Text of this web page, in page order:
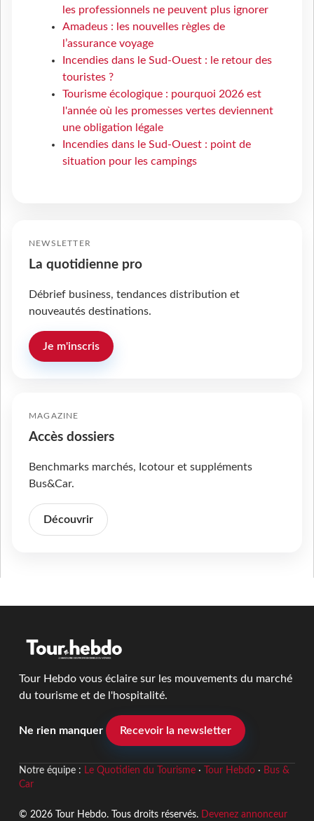
les professionnels ne peuvent plus ignorer
Amadeus : les nouvelles règles de
l’assurance voyage
Incendies dans le Sud-Ouest : le retour des
touristes ?
Tourisme écologique : pourquoi 2026 est
l'année où les promesses vertes deviennent
une obligation légale
Incendies dans le Sud-Ouest : point de
situation pour les campings
NEWSLETTER
La quotidienne pro
Débrief business, tendances distribution et
nouveautés destinations.
Je m'inscris
MAGAZINE
Accès dossiers
Benchmarks marchés, Icotour et suppléments
Bus&Car.
Découvrir
Tour Hebdo vous éclaire sur les mouvements du marché
du tourisme et de l'hospitalité.
Ne rien manquer Recevoir la newsletter
Notre équipe : Le Quotidien du Tourisme· Tour Hebdo· Bus &
Car
© 2026 Tour Hebdo. Tous droits réservés. Devenez annonceur